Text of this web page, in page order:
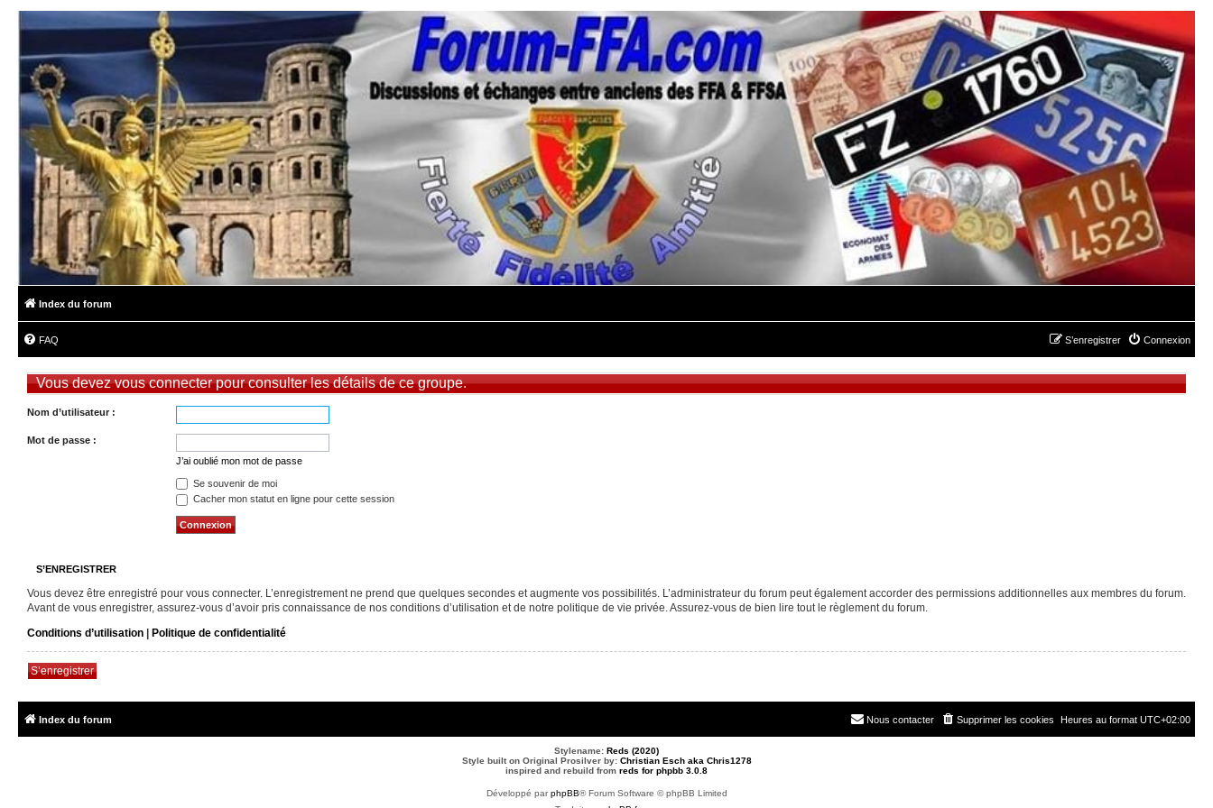
Index du forum
FAQ Connexion
S’enregistrer
Vous devez vous connecter pour consulter les détails de ce groupe.
Nom d’utilisateur :
Mot de passe :
J’ai oublié mon mot de passe
Se souvenir de moi
Cacher mon statut en ligne pour cette session
S’ENREGISTRER
Vous devez être enregistré pour vous connecter. L’enregistrement ne prend que quelques secondes et augmente vos possibilités. L’administrateur du forum peut également accorder des permissions additionnelles aux membres du forum.
Avant de vous enregistrer, assurez-vous d’avoir pris connaissance de nos conditions d’utilisation et de notre politique de vie privée. Assurez-vous de bien lire tout le règlement du forum.
Conditions d’utilisation | Politique de confidentialité
S’enregistrer
Index du forum Heures au format UTC+02:00
Supprimer les cookies
Nous contacter
Stylename: Reds (2020)
Style built on Original Prosilver by: Christian Esch aka Chris1278
inspired and rebuild from reds for phpbb 3.0.8
Développé parphpBB® Forum Software © phpBB Limited